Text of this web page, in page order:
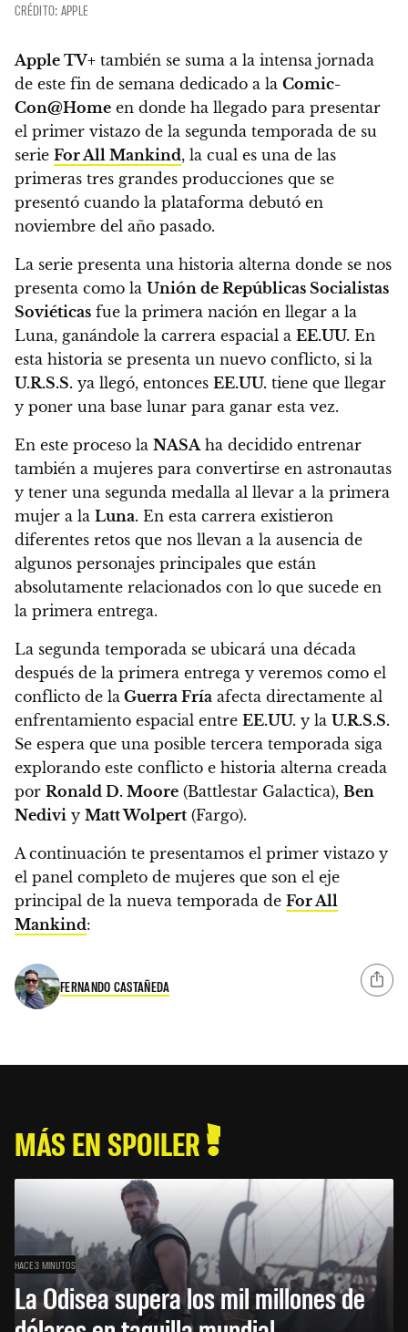
CRÉDITO: APPLE
Apple TV+ también se suma a la intensa jornada
de este fin de semana dedicado a la Comic-
Con@Home en donde ha llegado para presentar
el primer vistazo de la segunda temporada de su
serie For All Mankind, la cual es una de las
primeras tres grandes producciones que se
presentó cuando la plataforma debutó en
noviembre del año pasado.
La serie presenta una historia alterna donde se nos
presenta como la Unión de Repúblicas Socialistas
Soviéticas fue la primera nación en llegar a la
Luna, ganándole la carrera espacial a EE.UU. En
esta historia se presenta un nuevo conflicto, si la
U.R.S.S. ya llegó, entonces EE.UU. tiene que llegar
y poner una base lunar para ganar esta vez.
En este proceso la NASA ha decidido entrenar
también a mujeres para convertirse en astronautas
y tener una segunda medalla al llevar a la primera
mujer a la Luna. En esta carrera existieron
diferentes retos que nos llevan a la ausencia de
algunos personajes principales que están
absolutamente relacionados con lo que sucede en
la primera entrega.
La segunda temporada se ubicará una década
después de la primera entrega y veremos como el
conflicto de la Guerra Fría afecta directamente al
enfrentamiento espacial entre EE.UU. y la U.R.S.S.
Se espera que una posible tercera temporada siga
explorando este conflicto e historia alterna creada
por Ronald D. Moore (Battlestar Galactica), Ben
Nedivi y Matt Wolpert (Fargo).
A continuación te presentamos el primer vistazo y
el panel completo de mujeres que son el eje
principal de la nueva temporada de For All
Mankind:
FERNANDO CASTAÑEDA
MÁS EN SPOILER
HACE 3 MINUTOS
La Odisea supera los mil millones de